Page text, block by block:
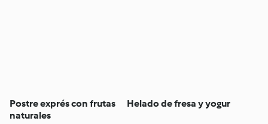
Postre exprés con frutas
naturales
Helado de fresa y yogur